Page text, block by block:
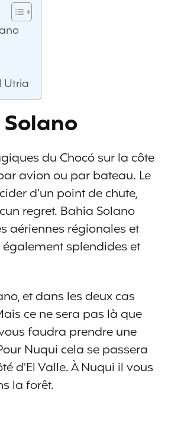
Utria
du Chocó sur la côte
avion ou par bateau. Le
d’un point de chute,
regret. Bahia Solano
aériennes régionales et
splendides et
et dans les deux cas
ce ne sera pas là que
faudra prendre une
Nuqui cela se passera
d’El Valle. À Nuqui il vous
la forêt.